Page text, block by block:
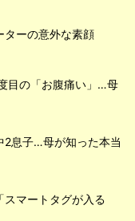
ターの意外な素顔
目の「お腹痛い」…母
2息子…母が知った本当
マートタグが入る